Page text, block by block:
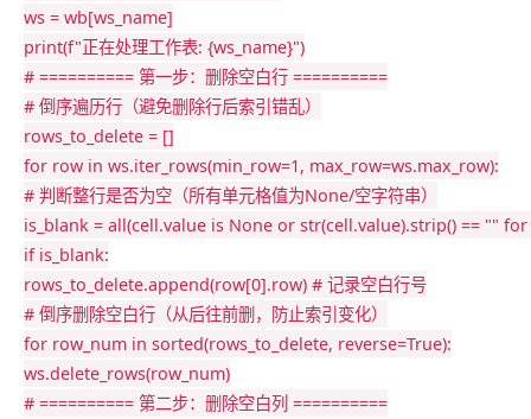
ws = wb[ws_name]
print(f"正在处理工作表: {ws_name}")
# ========== 第一步：删除空白行 ==========
# 倒序遍历行（避免删除行后索引错乱）
rows_to_delete = []
for row in ws.iter_rows(min_row=1 , max_row=ws.max_row):
# 判断整行是否为空（所有单元格值为None/空字符串）
is_blank = all(cell.value is None or str(cell.value).strip() == "" for
if is_blank:
rows_to_delete.append(row[0].row) # 记录空白行号
# 倒序删除空白行（从后往前删，防止索引变化）
for row_num in sorted(rows_to_delete, reverse=True):
ws.delete_rows(row_num)
# ========== 第二步：删除空白列 ==========